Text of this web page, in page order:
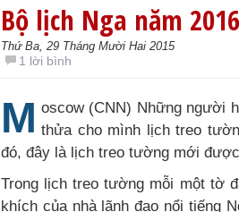
Bộ lịch Nga năm
Thứ Ba, 29 Tháng Mười Hai 2015
1 lời bình
M oscow (CNN) Những người
thửa cho mình lịch treo
đó, đây là lịch treo tường mới
Trong lịch treo tường mỗi một tờ
khích của nhà lãnh đạo nổi tiếng